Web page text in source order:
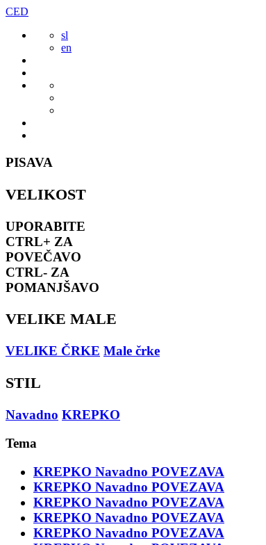
Preskoči
vsebine
CED
sl
en
PISAVA
VELIKOST
UPORABITE
CTRL+ ZA
POVEČAVO
CTRL- ZA
POMANJŠAVO
VELIKE MALE
VELIKE ČRKE Male črke
STIL
Navadno KREPKO
Tema
KREPKO Navadno POVEZAVA
KREPKO Navadno POVEZAVA
KREPKO Navadno POVEZAVA
KREPKO Navadno POVEZAVA
KREPKO Navadno POVEZAVA